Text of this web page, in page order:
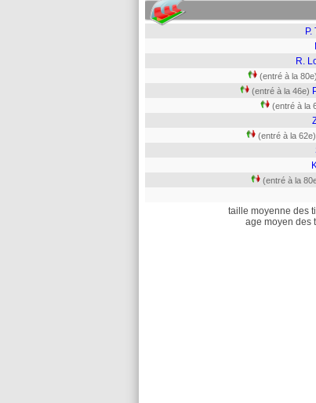
R.
(entré à la 80e)
(entré à la 46e)
(entré à la
(entré à la 62e)
(entré à la
taille moyenne des
age moyen des